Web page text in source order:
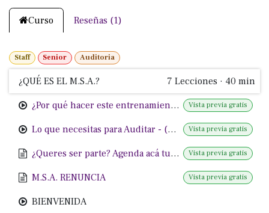
Curso Reseñas (1)
Staff Senior Auditoria
¿QUÉ ES EL M.S.A.? 7 Lecciones · 40 min
¿Por qué hacer este entrenamiento?
Vista previa gratis
Lo que necesitas para Auditar - (Masterclass) Vista previa gratis
¿Queres ser parte? Agenda acá tu sesión de admisión Vista previa gratis
M.S.A. RENUNCIA Vista previa gratis
BIENVENIDA